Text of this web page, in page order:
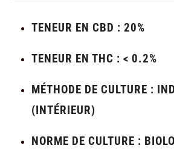
TENEUR EN CBD : 20%
TENEUR EN THC : < 0.2%
MÉTHODE DE CULTURE :
(INTÉRIEUR)
NORME DE CULTURE :